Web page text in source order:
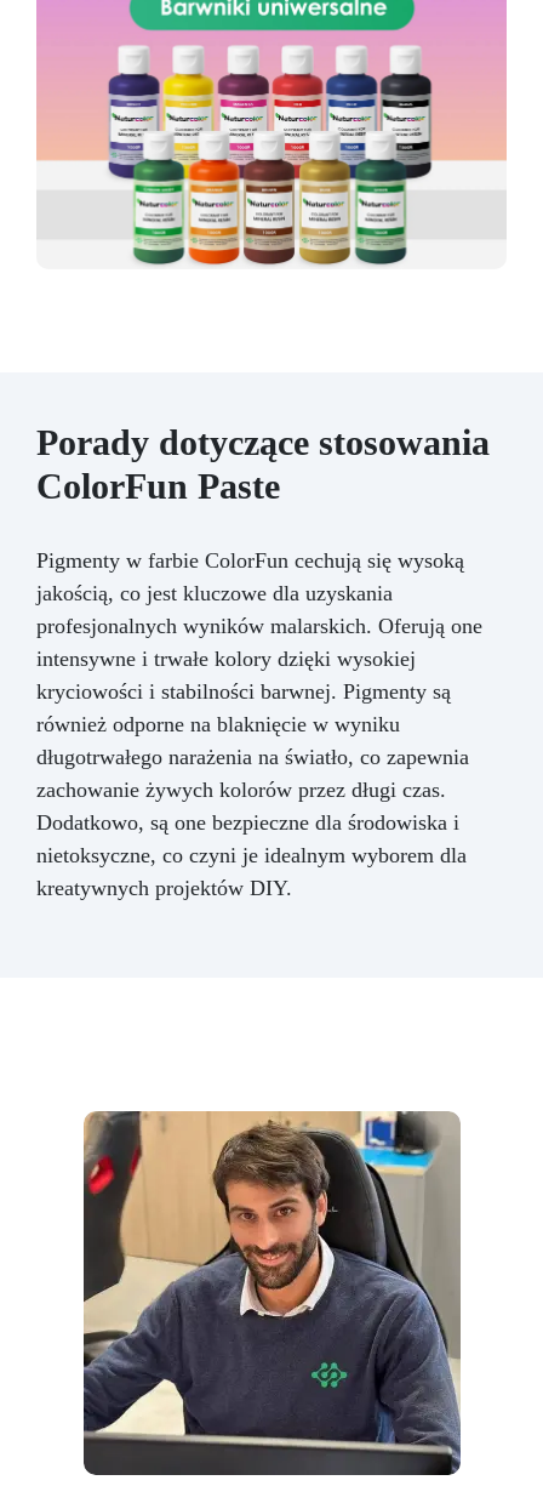
Porady dotyczące stosowania
ColorFun Paste
Pigmenty w farbie ColorFun cechują się wysoką
jakością, co jest kluczowe dla uzyskania
profesjonalnych wyników malarskich. Oferują one
intensywne i trwałe kolory dzięki wysokiej
kryciowości i stabilności barwnej. Pigmenty są
również odporne na blaknięcie w wyniku
długotrwałego narażenia na światło, co zapewnia
zachowanie żywych kolorów przez długi czas.
Dodatkowo, są one bezpieczne dla środowiska i
nietoksyczne, co czyni je idealnym wyborem dla
kreatywnych projektów DIY.